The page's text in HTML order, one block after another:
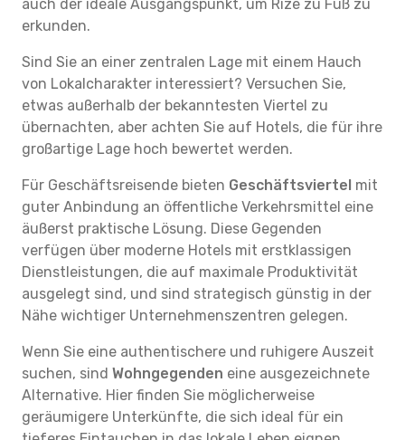
auch der ideale Ausgangspunkt, um Rize zu Fuß zu
erkunden.
Sind Sie an einer zentralen Lage mit einem Hauch
von Lokalcharakter interessiert? Versuchen Sie,
etwas außerhalb der bekanntesten Viertel zu
übernachten, aber achten Sie auf Hotels, die für ihre
großartige Lage hoch bewertet werden.
Für Geschäftsreisende bieten Geschäftsviertel mit
guter Anbindung an öffentliche Verkehrsmittel eine
äußerst praktische Lösung. Diese Gegenden
verfügen über moderne Hotels mit erstklassigen
Dienstleistungen, die auf maximale Produktivität
ausgelegt sind, und sind strategisch günstig in der
Nähe wichtiger Unternehmenszentren gelegen.
Wenn Sie eine authentischere und ruhigere Auszeit
suchen, sind Wohngegenden eine ausgezeichnete
Alternative. Hier finden Sie möglicherweise
geräumigere Unterkünfte, die sich ideal für ein